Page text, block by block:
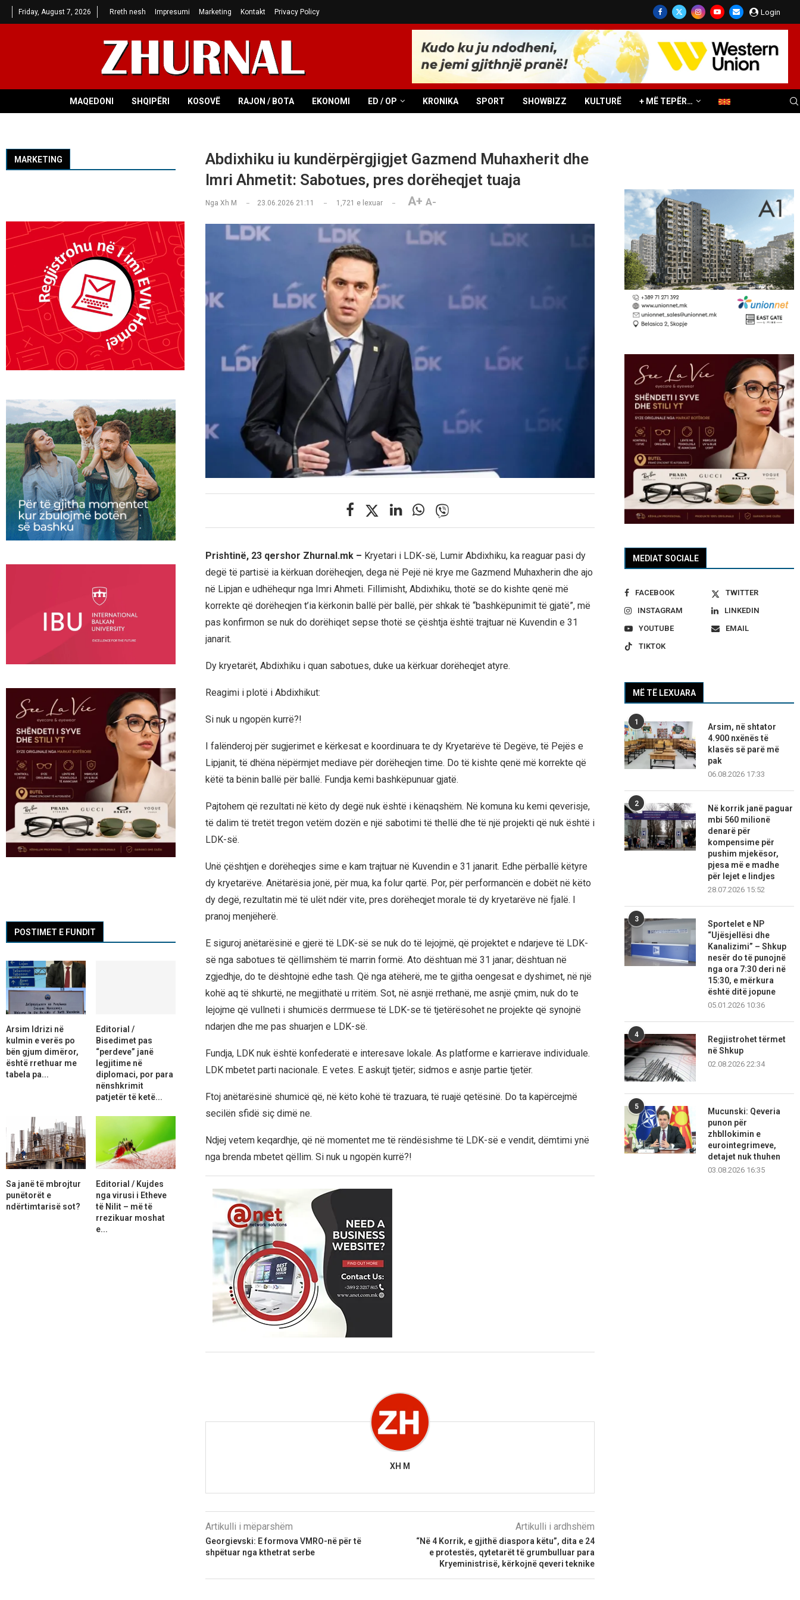
Friday, August 7, 2026 Rreth nesh Impresumi Marketing Kontakt Privacy Policy Login
MAQEDONI SHQIPËRI KOSOVË RAJON / BOTA EKONOMI ED / OP KRONIKA SPORT SHOWBIZZ KULTURË + MË TEPËR…
Abdixhiku iu kundërpërgjigjet Gazmend Muhaxherit dhe
Imri Ahmetit: Sabotues, pres dorëheqjet tuaja
Nga Xh M 23.06.2026 21:11 1,721 e lexuar A+ A-
Prishtinë, 23 qershor Zhurnal.mk – Kryetari i LDK-së, Lumir Abdixhiku, ka reaguar pasi dy
degë të partisë ia kërkuan dorëheqjen, dega në Pejë në krye me Gazmend Muhaxherin dhe ajo
në Lipjan e udhëhequr nga Imri Ahmeti. Fillimisht, Abdixhiku, thotë se do kishte qenë më
korrekte që dorëheqjen t’ia kërkonin ballë për ballë, për shkak të “bashkëpunimit të gjatë”, më
pas konfirmon se nuk do dorëhiqet sepse thotë se çështja është trajtuar në Kuvendin e 31
janarit.
Dy kryetarët, Abdixhiku i quan sabotues, duke ua kërkuar dorëheqjet atyre.
Reagimi i plotë i Abdixhikut:
Si nuk u ngopën kurrë?!
I falënderoj për sugjerimet e kërkesat e koordinuara te dy Kryetarëve të Degëve, të Pejës e
Lipjanit, të dhëna nëpërmjet mediave për dorëheqjen time. Do të kishte qenë më korrekte që
këtë ta bënin ballë për ballë. Fundja kemi bashkëpunuar gjatë.
Pajtohem që rezultati në këto dy degë nuk është i kënaqshëm. Në komuna ku kemi qeverisje,
të dalim të tretët tregon vetëm dozën e një sabotimi të thellë dhe të një projekti që nuk është i
LDK-së.
Unë çështjen e dorëheqjes sime e kam trajtuar në Kuvendin e 31 janarit. Edhe përballë këtyre
dy kryetarëve. Anëtarësia jonë, për mua, ka folur qartë. Por, për performancën e dobët në këto
dy degë, rezultatin më të ulët ndër vite, pres dorëheqjet morale të dy kryetarëve në fjalë. I
pranoj menjëherë.
E siguroj anëtarësinë e gjerë të LDK-së se nuk do të lejojmë, që projektet e ndarjeve të LDK-
së nga sabotues të qëllimshëm të marrin formë. Ato dështuan më 31 janar; dështuan në
zgjedhje, do te dështojnë edhe tash. Që nga atëherë, me te gjitha oengesat e dyshimet, në një
kohë aq të shkurtë, ne megjithatë u rritëm. Sot, në asnjë rrethanë, me asnjë çmim, nuk do te
lejojme që vullneti i shumicës derrmuese të LDK-se të tjetërësohet ne projekte që synojnë
ndarjen dhe me pas shuarjen e LDK-së.
Fundja, LDK nuk është konfederatë e interesave lokale. As platforme e karrierave individuale.
LDK mbetet parti nacionale. E vetes. E askujt tjetër; sidmos e asnje partie tjetër.
Ftoj anëtarësinë shumicë që, në këto kohë të trazuara, të ruajë qetësinë. Do ta kapërcejmë
secilën sfidë siç dimë ne.
Ndjej vetem keqardhje, që në momentet me të rëndësishme të LDK-së e vendit, dëmtimi ynë
nga brenda mbetet qëllim. Si nuk u ngopën kurrë?!
XH M
Artikulli i mëparshëm
Georgievski: E formova VMRO-në për të
shpëtuar nga kthetrat serbe
Artikulli i ardhshëm
“Në 4 Korrik, e gjithë diaspora këtu”, dita e 24
e protestës, qytetarët të grumbulluar para
Kryeministrisë, kërkojnë qeveri teknike
MEDIAT SOCIALE
FACEBOOK
TWITTER
INSTAGRAM
LINKEDIN
YOUTUBE
EMAIL
TIKTOK
MË TË LEXUARA
1
Arsim, në shtator
4.900 nxënës të
klasës së parë më
pak
06.08.2026 17:33
2
Në korrik janë paguar
mbi 560 milionë
denarë për
kompensime për
pushim mjekësor,
pjesa më e madhe
për lejet e lindjes
28.07.2026 15:52
3
Sportelet e NP
“Ujësjellësi dhe
Kanalizimi” – Shkup
nesër do të punojnë
nga ora 7:30 deri në
15:30, e mërkura
është ditë jopune
05.01.2026 10:36
4
Regjistrohet tërmet
në Shkup
02.08.2026 22:34
5
Mucunski: Qeveria
punon për
zhbllokimin e
eurointegrimeve,
detajet nuk thuhen
03.08.2026 16:35
MARKETING
POSTIMET E FUNDIT
Arsim Idrizi në
kulmin e verës po
bën gjum dimëror,
është rrethuar me
tabela pa...
Editorial /
Bisedimet pas
“perdeve” janë
legjitime në
diplomaci, por para
nënshkrimit
patjetër të ketë...
Sa janë të mbrojtur
punëtorët e
ndërtimtarisë sot?
Editorial / Kujdes
nga virusi i Etheve
të Nilit – më të
rrezikuar moshat
e...